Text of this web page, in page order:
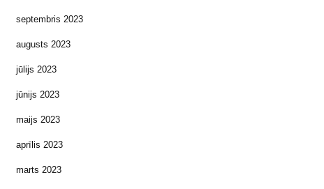
septembris 2023
augusts 2023
jūlijs 2023
jūnijs 2023
maijs 2023
aprīlis 2023
marts 2023